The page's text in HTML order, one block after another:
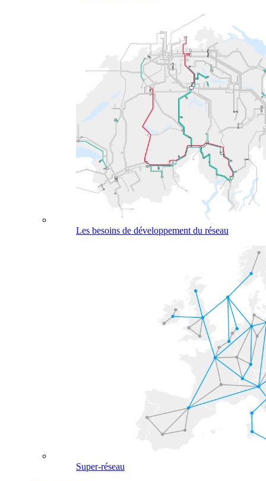
Les besoins de développement du réseau
Super-réseau